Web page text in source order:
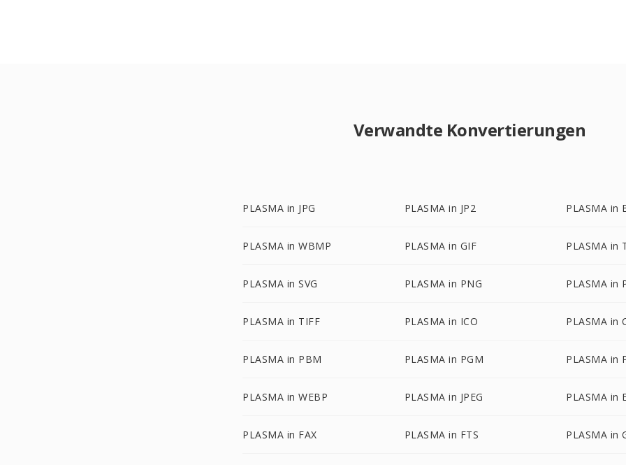
Verwandte Konvertierungen
PLASMA in JPG PLASMA in JP2 PLASMA in
PLASMA in WBMP PLASMA in GIF PLASMA in
PLASMA in SVG PLASMA in PNG PLASMA in
PLASMA in TIFF PLASMA in ICO PLASMA in
PLASMA in PBM PLASMA in PGM PLASMA in
PLASMA in WEBP PLASMA in JPEG PLASMA in
PLASMA in FAX PLASMA in FTS PLASMA in